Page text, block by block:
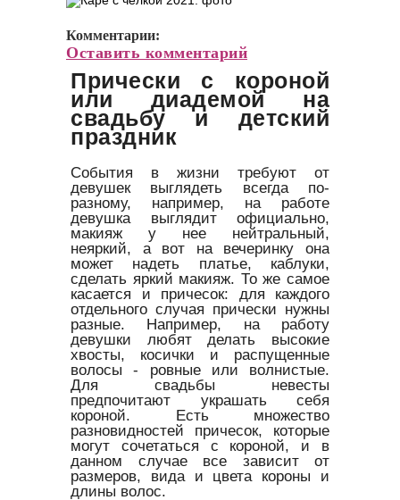
Комментарии:
Оставить комментарий
Прически с короной
или диадемой на
свадьбу и детский
праздник
События в жизни требуют от
девушек выглядеть всегда по-
разному, например, на работе
девушка выглядит официально,
макияж у нее нейтральный,
неяркий, а вот на вечеринку она
может надеть платье, каблуки,
сделать яркий макияж. То же самое
касается и причесок: для каждого
отдельного случая прически нужны
разные. Например, на работу
девушки любят делать высокие
хвосты, косички и распущенные
волосы - ровные или волнистые.
Для свадьбы невесты
предпочитают украшать себя
короной. Есть множество
разновидностей причесок, которые
могут сочетаться с короной, и в
данном случае все зависит от
размеров, вида и цвета короны и
длины волос.